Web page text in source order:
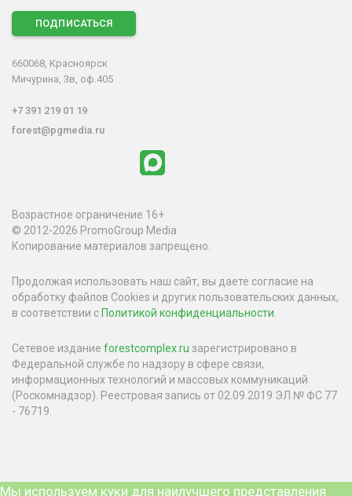
ПОДПИСАТЬСЯ
660068, Красноярск
Мичурина, 3в, оф.405
+7 391 219 01 19
forest@pgmedia.ru
Возрастное ограничение 16+
© 2012-2026 PromoGroup Media
Копирование материалов запрещено.
Продолжая использовать наш сайт, вы даете согласие на
обработку файлов Cookies и других пользовательских данных,
в соответствии с Политикой конфиденциальности
Сетевое издание forestcomplex.ru зарегистрировано в
Федеральной службе по надзору в сфере связи,
информационных технологий и массовых коммуникаций
(Роскомнадзор). Реестровая запись от 02.09.2019 ЭЛ № ФС 77
- 76719.
Мы используем куки для наилучшего представления